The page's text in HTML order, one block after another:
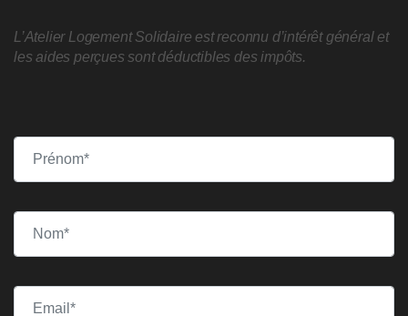
L’Atelier Logement Solidaire est reconnu d’intérêt général et
les aides perçues sont déductibles des impôts.